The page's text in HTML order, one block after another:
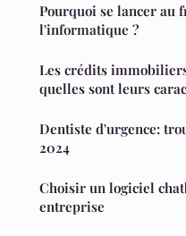
Pourquoi se lancer au
l'informatique ?
Les crédits
quelles sont leurs
Dentiste d'urgence:
2024
Choisir un logiciel
entreprise